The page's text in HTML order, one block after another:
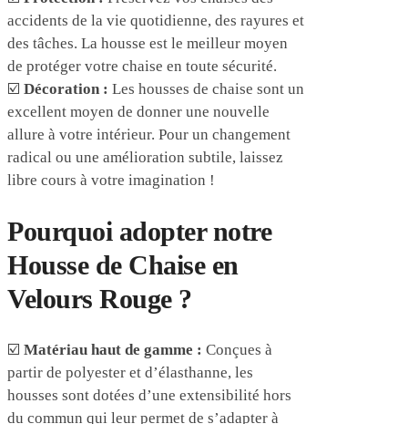
accidents de la vie quotidienne, des rayures et
des tâches. La housse est le meilleur moyen
de protéger votre chaise en toute sécurité.
☑️ Décoration : Les housses de chaise sont un
excellent moyen de donner une nouvelle
allure à votre intérieur. Pour un changement
radical ou une amélioration subtile, laissez
libre cours à votre imagination !
Pourquoi adopter notre
Housse de Chaise en
Velours Rouge ?
☑️ Matériau haut de gamme : Conçues à
partir de polyester et d’élasthanne, les
housses sont dotées d’une extensibilité hors
du commun qui leur permet de s’adapter à